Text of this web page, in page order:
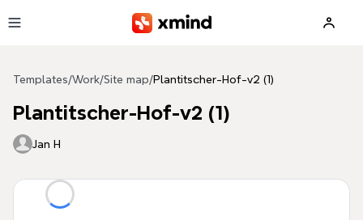
Templates/Work/Site map/Plantitscher-Hof-v2 (1)
Plantitscher-Hof-v2 (1)
Jan H